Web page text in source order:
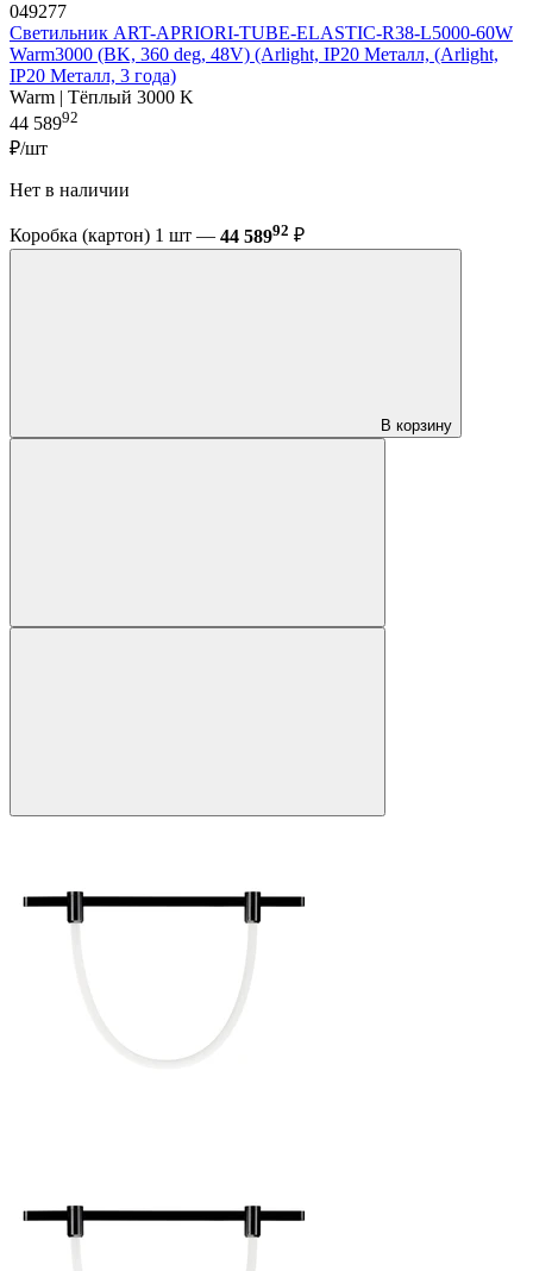
049277
Светильник ART-APRIORI-TUBE-ELASTIC-R38-L5000-60W
Warm3000 (BK, 360 deg, 48V) (Arlight, IP20 Металл, (Arlight,
IP20 Металл, 3 года)
Warm | Тёплый 3000 K
44 58992
₽/шт
Нет в наличии
Коробка (картон) 1 шт — 44 58992 ₽
В корзину